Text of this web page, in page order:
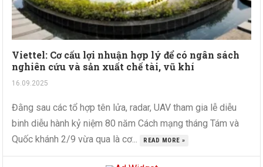
Viettel: Cơ cấu lợi nhuận hợp lý để có ngân sách
nghiên cứu và sản xuất chế tài, vũ khí
16.09.2025
Đằng sau các tổ hợp tên lửa, radar, UAV tham gia lễ diễu
binh diễu hành kỷ niệm 80 năm Cách mạng tháng Tám và
Quốc khánh 2/9 vừa qua là cơ...
READ MORE »